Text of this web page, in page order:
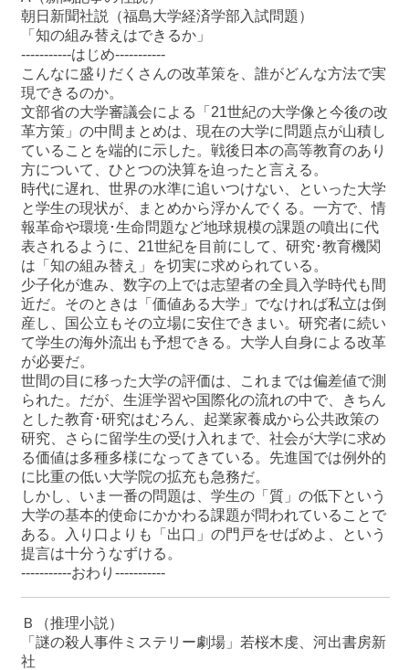
朝日新聞社説（福島大学経済学部入試問題）
「知の組み替えはできるか」
-----------はじめ-----------
こんなに盛りだくさんの改革策を、誰がどんな方法で実
現できるのか。
文部省の大学審議会による「21世紀の大学像と今後の改
革方策」の中間まとめは、現在の大学に問題点が山積し
ていることを端的に示した。戦後日本の高等教育のあり
方について、ひとつの決算を迫ったと言える。
時代に遅れ、世界の水準に追いつけない、といった大学
と学生の現状が、まとめから浮かんでくる。一方で、情
報革命や環境･生命問題など地球規模の課題の噴出に代
表されるように、21世紀を目前にして、研究･教育機関
は「知の組み替え」を切実に求められている。
少子化が進み、数字の上では志望者の全員入学時代も間
近だ。そのときは「価値ある大学」でなければ私立は倒
産し、国公立もその立場に安住できまい。研究者に続い
て学生の海外流出も予想できる。大学人自身による改革
が必要だ。
世間の目に移った大学の評価は、これまでは偏差値で測
られた。だが、生涯学習や国際化の流れの中で、きちん
とした教育･研究はむろん、起業家養成から公共政策の
研究、さらに留学生の受け入れまで、社会が大学に求め
る価値は多種多様になってきている。先進国では例外的
に比重の低い大学院の拡充も急務だ。
しかし、いま一番の問題は、学生の「質」の低下という
大学の基本的使命にかかわる課題が問われていることで
ある。入り口よりも「出口」の門戸をせばめよ、という
提言は十分うなずける。
-----------おわり-----------
Ｂ（推理小説）
「謎の殺人事件ミステリー劇場」若桜木虔、河出書房新
社